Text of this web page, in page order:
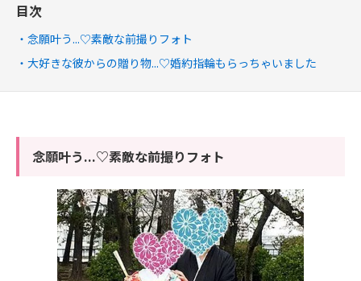
目次
念願叶う...♡素敵な前撮りフォト
大好きな彼からの贈り物...♡婚約指輪もらっちゃいました
念願叶う...♡素敵な前撮りフォト